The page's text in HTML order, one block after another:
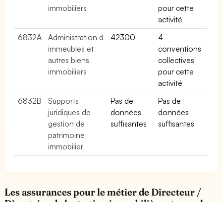
immobiliers
pour cette
activité
6832A
Administration d
immeubles et
autres biens
immobiliers
42300
4
conventions
collectives
pour cette
activité
6832B
Supports
juridiques de
gestion de
patrimoine
immobilier
Pas de
données
suffisantes
Pas de
données
suffisantes
Les assurances pour le métier de Directeur /